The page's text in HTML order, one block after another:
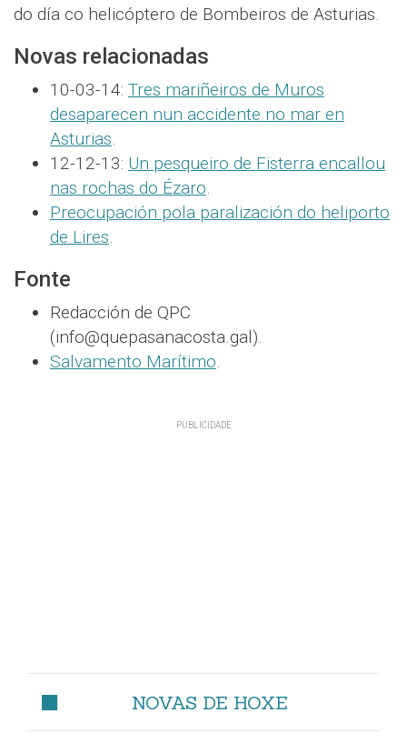
do día co helicóptero de Bombeiros de Asturias.
Novas relacionadas
10-03-14: Tres mariñeiros de Muros
desaparecen nun accidente no mar en
Asturias.
12-12-13: Un pesqueiro de Fisterra encallou
nas rochas do Ézaro.
Preocupación pola paralización do heliporto
de Lires.
Fonte
Redacción de QPC
(info@quepasanacosta.gal).
Salvamento Marítimo.
NOVAS DE HOXE